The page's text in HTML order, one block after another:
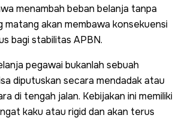
menambah beban belanja tanpa
matang akan membawa konsekuensi
bagi stabilitas APBN.
pegawai bukanlah sebuah
diputuskan secara mendadak atau
di tengah jalan. Kebijakan ini memiliki
kaku atau rigid dan akan terus